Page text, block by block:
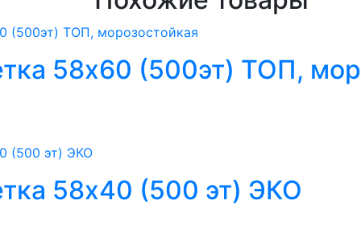
58х60 (500эт) ТОП,
58х40 (500 эт) ЭКО